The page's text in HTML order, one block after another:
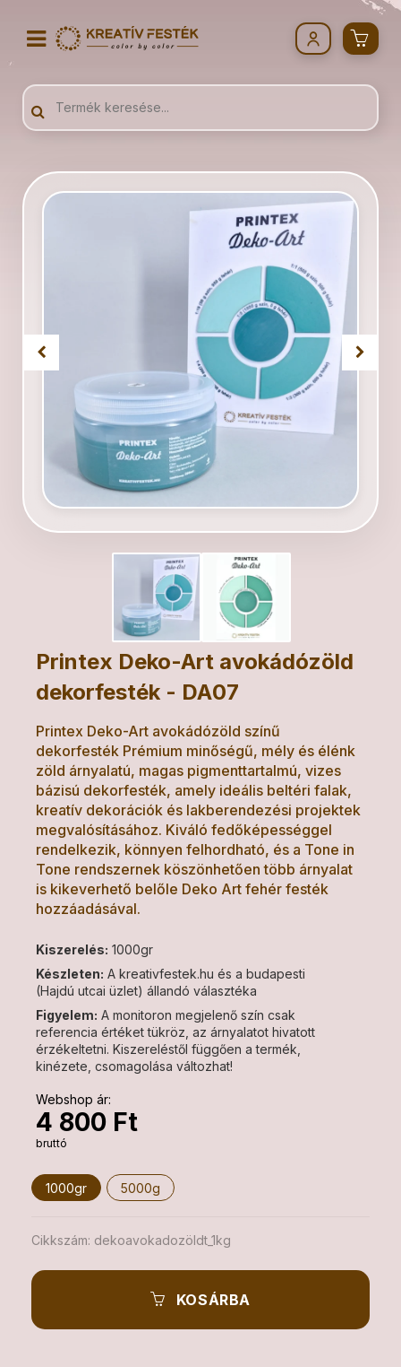
Printex Deko-Art avokádózöld
dekorfesték - DA07
Printex Deko-Art avokádózöld színű
dekorfesték Prémium minőségű, mély és élénk
zöld árnyalatú, magas pigmenttartalmú, vizes
bázisú dekorfesték, amely ideális beltéri falak,
kreatív dekorációk és lakberendezési projektek
megvalósításához. Kiváló fedőképességgel
rendelkezik, könnyen felhordható, és a Tone in
Tone rendszernek köszönhetően több árnyalat
is kikeverhető belőle Deko Art fehér festék
hozzáadásával.
Kiszerelés: 1000gr
Készleten: A kreativfestek.hu és a budapesti
(Hajdú utcai üzlet) állandó választéka
Figyelem: A monitoron megjelenő szín csak
referencia értéket tükröz, az árnyalatot hivatott
érzékeltetni. Kiszereléstől függően a termék,
kinézete, csomagolása változhat!
Webshop ár:
4 800 Ft
bruttó
1000gr 5000g
Cikkszám: dekoavokadozöldt_1kg
KOSÁRBA